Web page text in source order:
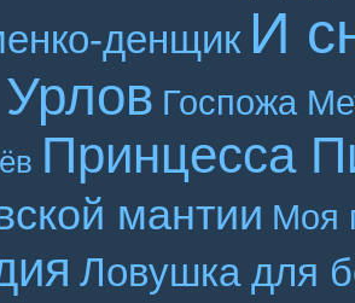
денщик И
Госпожа
Принцесса
мантии Моя
Ловушка для